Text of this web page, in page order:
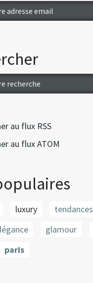
au flux RSS
au flux ATOM
luxury tendances
glamour
paris